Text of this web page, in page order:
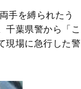
手を縛られたう
千葉県警から「こ
現場に急行した警